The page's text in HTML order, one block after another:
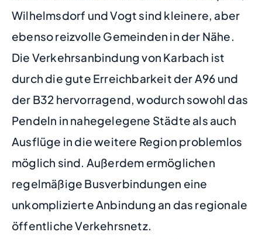
Wilhelmsdorf und Vogt sind kleinere, aber
ebenso reizvolle Gemeinden in der Nähe.
Die Verkehrsanbindung von Karbach ist
durch die gute Erreichbarkeit der A96 und
der B32 hervorragend, wodurch sowohl das
Pendeln in nahegelegene Städte als auch
Ausflüge in die weitere Region problemlos
möglich sind. Außerdem ermöglichen
regelmäßige Busverbindungen eine
unkomplizierte Anbindung an das regionale
öffentliche Verkehrsnetz.